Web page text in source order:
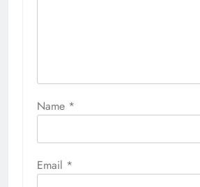
Name *
Email *